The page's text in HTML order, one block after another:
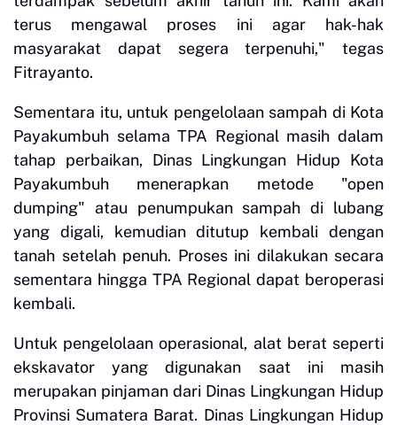
terus mengawal proses ini agar hak-hak
masyarakat dapat segera terpenuhi," tegas
Fitrayanto.
Sementara itu, untuk pengelolaan sampah di Kota
Payakumbuh selama TPA Regional masih dalam
tahap perbaikan, Dinas Lingkungan Hidup Kota
Payakumbuh menerapkan metode "open
dumping" atau penumpukan sampah di lubang
yang digali, kemudian ditutup kembali dengan
tanah setelah penuh. Proses ini dilakukan secara
sementara hingga TPA Regional dapat beroperasi
kembali.
Untuk pengelolaan operasional, alat berat seperti
ekskavator yang digunakan saat ini masih
merupakan pinjaman dari Dinas Lingkungan Hidup
Provinsi Sumatera Barat. Dinas Lingkungan Hidup